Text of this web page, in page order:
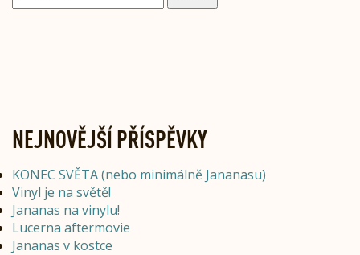
NEJNOVĚJŠÍ PŘÍSPĚVKY
KONEC SVĚTA (nebo minimálně Jananasu)
Vinyl je na světě!
Jananas na vinylu!
Lucerna aftermovie
Jananas v kostce